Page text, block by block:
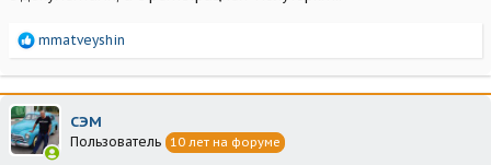
нормально делать, надоело кататься на мероприятия, вот они и
Р
а
к
ц
и
и
mmatveyshin
СЭМ
Пользователь 10 лет на форуме